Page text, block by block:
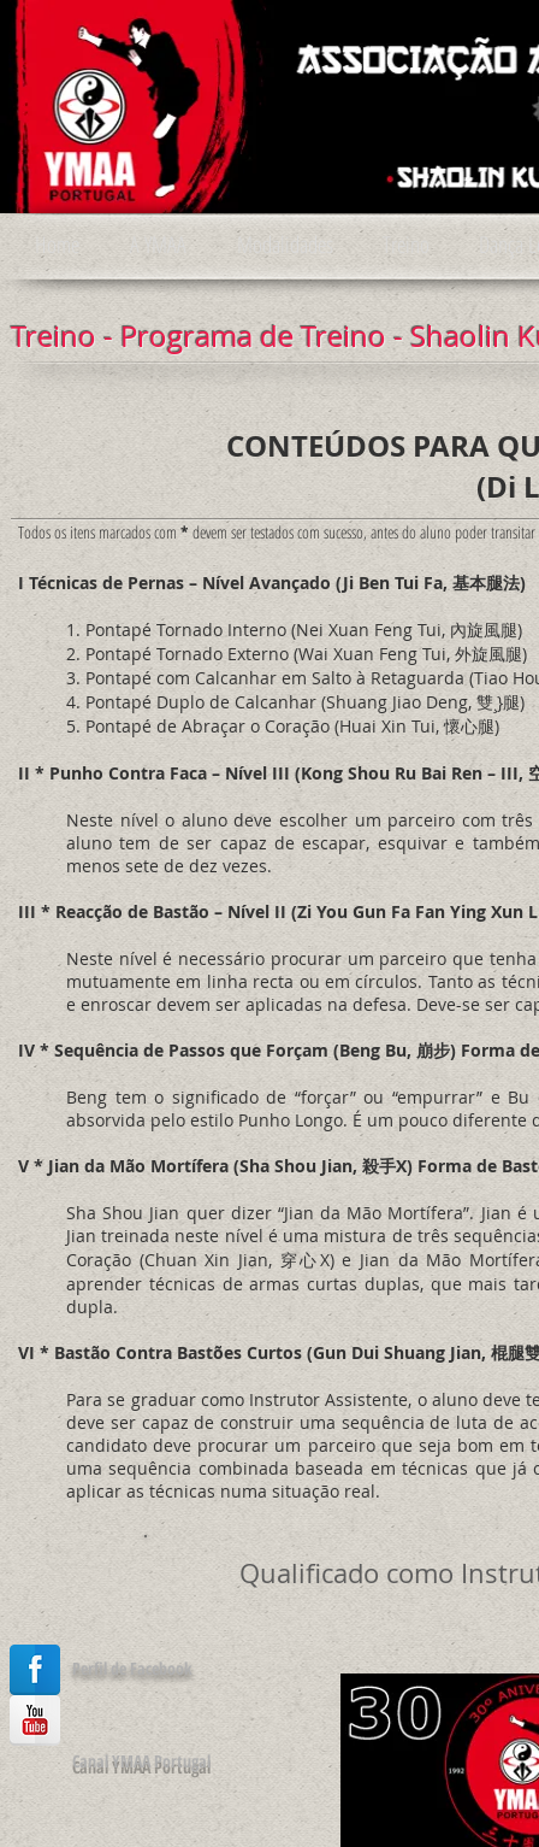
Home A YMAA Modalidades Treino Dança
Treino -Programa de Treino - Shaolin
CONTEÚDOS PARA
(Di
Todos os itens marcados com * devem ser testados com sucesso, antes do aluno poder
I Técnicas de Pernas – Nível Avançado (Ji Ben Tui Fa, 基本腿法)
1. Pontapé Tornado Interno (Nei Xuan Feng Tui, 內旋風腿)
2. Pontapé Tornado Externo (Wai Xuan Feng Tui, 外旋風腿)
3. Pontapé com Calcanhar em Salto à Retaguarda (Tiao
4. Pontapé Duplo de Calcanhar (Shuang Jiao Deng, 雙¸}腿)
5. Pontapé de Abraçar o Coração (Huai Xin Tui, 懷心腿)
II * Punho Contra Faca – Nível III (Kong Shou Ru Bai Ren – III,
Neste nível o aluno deve escolher um parceiro com
aluno tem de ser capaz de escapar, esquivar e
menos sete de dez vezes.
III * Reacção de Bastão – Nível II (Zi You Gun Fa Fan Ying Xun
Neste nível é necessário procurar um parceiro que
mutuamente em linha recta ou em círculos. Tanto as
e enroscar devem ser aplicadas na defesa. Deve-se ser
IV * Sequência de Passos que Forçam (Beng Bu, 崩步) Forma
Beng tem o significado de “forçar” ou “empurrar” e
absorvida pelo estilo Punho Longo. É um pouco diferente
V * Jian da Mão Mortífera (Sha Shou Jian, 殺手X) Forma de
Sha Shou Jian quer dizer “Jian da Mão Mortífera”. Jian
Jian treinada neste nível é uma mistura de três
Coração (Chuan Xin Jian, 穿心X) e Jian da Mão
aprender técnicas de armas curtas duplas, que mais
dupla.
VI * Bastão Contra Bastões Curtos (Gun Dui Shuang Jian, 棍
Para se graduar como Instrutor Assistente, o aluno
deve ser capaz de construir uma sequência de luta de
candidato deve procurar um parceiro que seja bom
uma sequência combinada baseada em técnicas que
aplicar as técnicas numa situação real.
Qualificado como
Perfil de Facebook
Canal YMAA Portugal